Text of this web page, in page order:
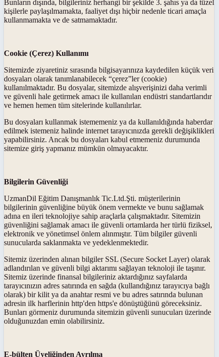
Bunların dışında, bilgileriniz herhangi bir şekilde 3. şahıs ya da tüzel
kişilerle paylaşılmamakta, faaliyet dışı hiçbir nedenle ticari amaçla
kullanmamakta ve de satmamaktadır.
Cookie (Çerez) Kullanımı
Sitemizde ziyaretiniz sırasında bilgisayarınıza kaydedilen küçük veri
dosyaları olarak tanımlanabilecek “çerez”ler (cookie)
kullanılmaktadır. Bu dosyalar, sitemizde alışverişinizi daha verimli
ve güvenli hale getirmek amacı ile kullanılan endüstri standartlarıdır
ve hemen hemen tüm sitelerinde kullanılırlar.
Bu dosyaları kullanmak istememeniz ya da kullanıldığında haberdar
edilmek istemeniz halinde internet tarayıcınızda gerekli değişiklikleri
yapabilirsiniz. Ancak bu dosyaları kabul etmemeniz durumunda
sitemize giriş yapmanız mümkün olmayacaktır.
Bilgilerin Güvenliği
UzmanDil Eğitim Danışmanlık Tic.Ltd.Şti. müşterilerinin
bilgilerinin güvenliğine büyük önem vermekte ve bunu sağlamak
adına en ileri teknolojiye sahip araçlarla çalışmaktadır. Sitemizin
güvenliğini sağlamak amacı ile güvenli ortamlarda her türlü fiziksel,
elektronik ve yönetimsel önlem alınmıştır. Tüm bilgiler güvenli
sunucularda saklanmakta ve yedeklenmektedir.
Sitemiz üzerinden alınan bilgiler SSL (Secure Socket Layer) olarak
adlandırılan ve güvenli bilgi aktarımı sağlayan teknoloji ile taşınır.
Sitemiz üzerinde finansal bilgileriniz aktardığınız sayfalarda
tarayıcınızın adres satırında en sağda (kullandığınız tarayıcıya bağlı
olarak) bir kilit ya da anahtar resmi ve bu adres satırında bulunan
adresin ilk harflerinin http'den https'e dönüştüğünü göreceksiniz.
Bunları görmeniz durumunda sitemizin güvenli sunucuları üzerinde
olduğunuzdan emin olabilirsiniz.
E-bülten Üyeliğinden Ayrılma